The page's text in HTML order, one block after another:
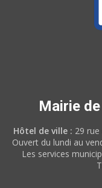
Mairie
Hôtel de ville : 29 rue
Ouvert du lundi au
Les services